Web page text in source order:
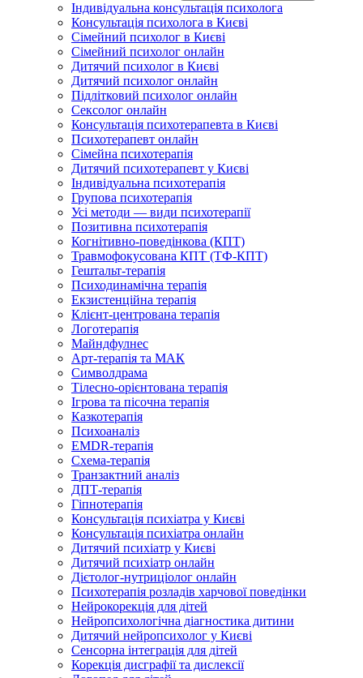
Індивідуальна консультація психолога
Консультація психолога в Києві
Сімейний психолог в Києві
Сімейний психолог онлайн
Дитячий психолог в Києві
Дитячий психолог онлайн
Підлітковий психолог онлайн
Сексолог онлайн
Консультація психотерапевта в Києві
Психотерапевт онлайн
Сімейна психотерапія
Дитячий психотерапевт у Києві
Індивідуальна психотерапія
Групова психотерапія
Усі методи — види психотерапії
Позитивна психотерапія
Когнітивно-поведінкова (КПТ)
Травмофокусована КПТ (ТФ-КПТ)
Гештальт-терапія
Психодинамічна терапія
Екзистенційна терапія
Клієнт-центрована терапія
Логотерапія
Майндфулнес
Арт-терапія та МАК
Символдрама
Тілесно-орієнтована терапія
Ігрова та пісочна терапія
Казкотерапія
Психоаналіз
EMDR-терапія
Схема-терапія
Транзактний аналіз
ДПТ-терапія
Гіпнотерапія
Консультація психіатра у Києві
Консультація психіатра онлайн
Дитячий психіатр у Києві
Дитячий психіатр онлайн
Дієтолог-нутриціолог онлайн
Психотерапія розладів харчової поведінки
Нейрокорекція для дітей
Нейропсихологічна діагностика дитини
Дитячий нейропсихолог у Києві
Сенсорна інтеграція для дітей
Корекція дисграфії та дислексії